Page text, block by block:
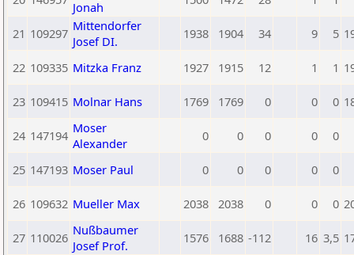
Jonah
21 109297 Mittendorfer
Josef DI.
1938 1904 34 9 5
22 109335 Mitzka Franz 1927 1915 12 1 1
23 109415 Molnar Hans 1769 1769 0 0 0
24 147194 Moser
Alexander
0 0 0 0 0
25 147193 Moser Paul 0 0 0 0 0
26 109632 Mueller Max 2038 2038 0 0 0
27 110026 Nußbaumer
Josef Prof.
1576 1688 -112 16 3,5